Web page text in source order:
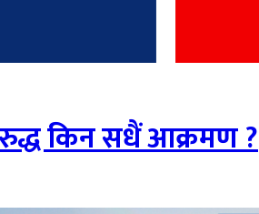
किन सधैं आक्रमण ?